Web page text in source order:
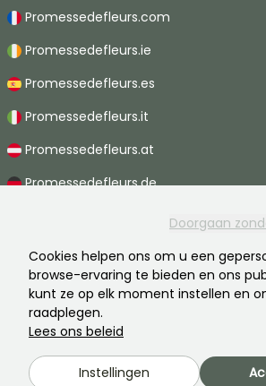
Doorgaan
Cookies helpen ons om u een
browse-ervaring te bieden en ons
kunt ze op elk moment instellen en
raadplegen.
Lees ons beleid
Instellingen
Promessedefleurs.com
Promessedefleurs.ie
Promessedefleurs.es
Promessedefleurs.it
Promessedefleurs.at
Promessedefleurs.de
Promessedefleurs.pt
Promessedefleurs.ch
2026 ©Promesse de fleurs - Alle
Wettelijke vermeldingen
AGB-